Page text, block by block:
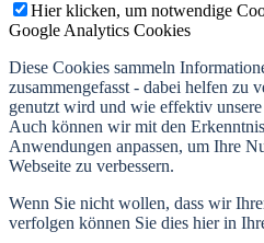
Hier klicken, um notwendige
Google Analytics Cookies
Diese Cookies sammeln
zusammengefasst - dabei helfen zu
genutzt wird und wie effektiv
Auch können wir mit den
Anwendungen anpassen, um Ihre
Webseite zu verbessern.
Wenn Sie nicht wollen, dass wir
verfolgen können Sie dies hier in